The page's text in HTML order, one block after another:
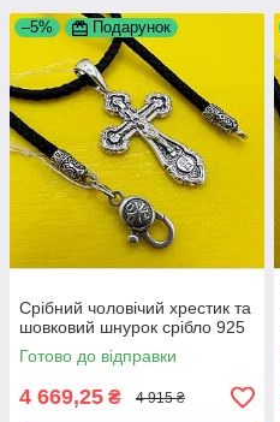
–5% Подарунок
Срібний чоловічий хрестик та
шовковий шнурок срібло 925
Готово до відправки
4 669,25 ₴ 4 915 ₴